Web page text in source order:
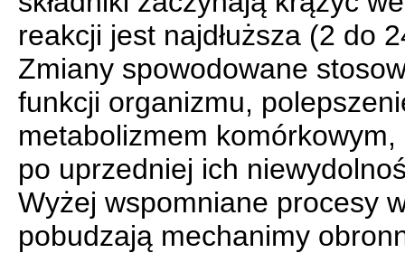
reakcji jest najdłuższa (2 do
Zmiany spowodowane
funkcji organizmu,
metabolizmem komórkowym,
po uprzedniej ich
Wyżej wspomniane procesy
pobudzają mechanimy